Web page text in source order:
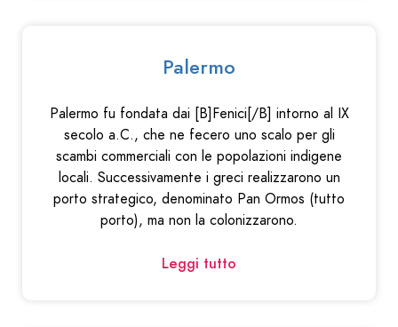
Palermo
Palermo fu fondata dai [B]Fenici[/B] intorno al IX
secolo a.C., che ne fecero uno scalo per gli
scambi commerciali con le popolazioni indigene
locali. Successivamente i greci realizzarono un
porto strategico, denominato Pan Ormos (tutto
porto), ma non la colonizzarono.
Leggi tutto